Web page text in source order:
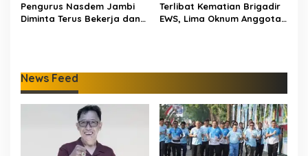
Pengurus Nasdem Jambi
Diminta Terus Bekerja dan
Terlibat Kematian Brigadir
EWS, Lima Oknum Anggota
News Feed